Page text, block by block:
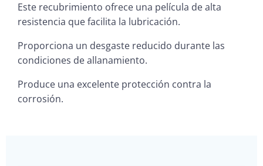
Este recubrimiento ofrece una película de alta
resistencia que facilita la lubricación.
Proporciona un desgaste reducido durante las
condiciones de allanamiento.
Produce una excelente protección contra la
corrosión.